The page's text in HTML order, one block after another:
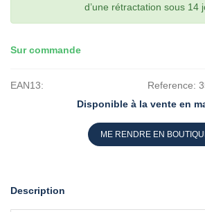
d’une rétractation sous 14
Sur commande
EAN13: Reference:
Disponible à la vente en
ME RENDRE EN
Description